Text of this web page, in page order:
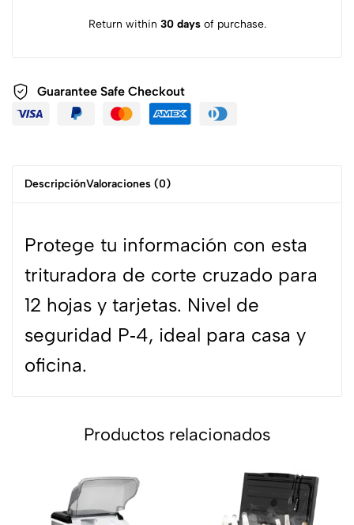
Return within 30 daysof purchase.
Guarantee Safe Checkout
DescripciónValoraciones (0)
Protege tu información con esta
trituradora de corte cruzado para
12 hojas y tarjetas. Nivel de
seguridad P‑4, ideal para casa y
oficina.
Productos relacionados